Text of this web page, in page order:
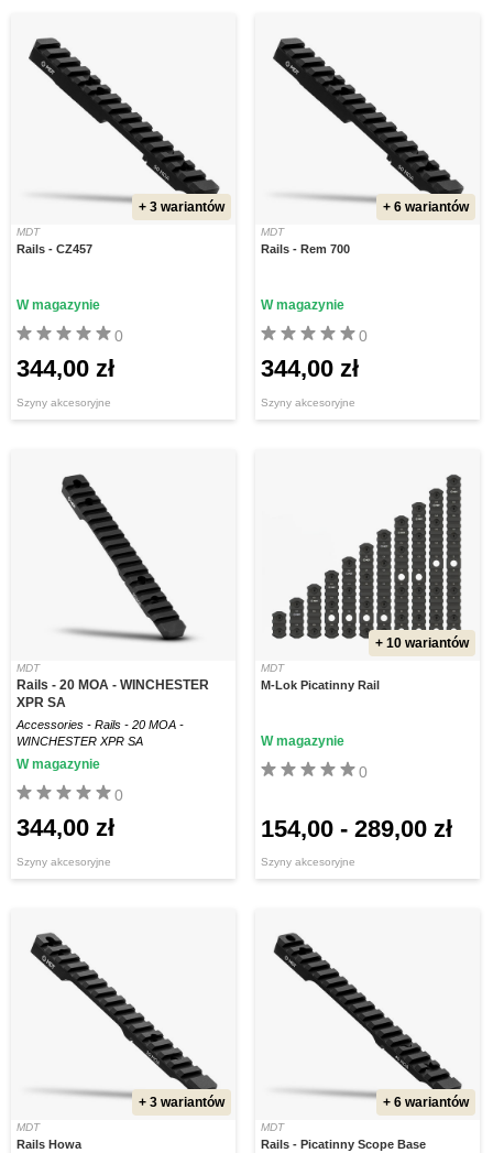
+ 3 wariantów
MDT
Rails - CZ457
Szyny akcesoryjne
0
W magazynie
344,00 zł
+ 6 wariantów
MDT
Rails - Rem 700
Szyny akcesoryjne
0
W magazynie
344,00 zł
MDT
Rails - 20 MOA - WINCHESTER
XPR SA
Accessories - Rails - 20 MOA -
WINCHESTER XPR SA
Szyny akcesoryjne
0
W magazynie
344,00 zł
+ 10 wariantów
MDT
M-Lok Picatinny Rail
Szyny akcesoryjne
0
W magazynie
154,00 - 289,00 zł
+ 3 wariantów
MDT
Rails Howa
+ 6 wariantów
MDT
Rails - Picatinny Scope Base